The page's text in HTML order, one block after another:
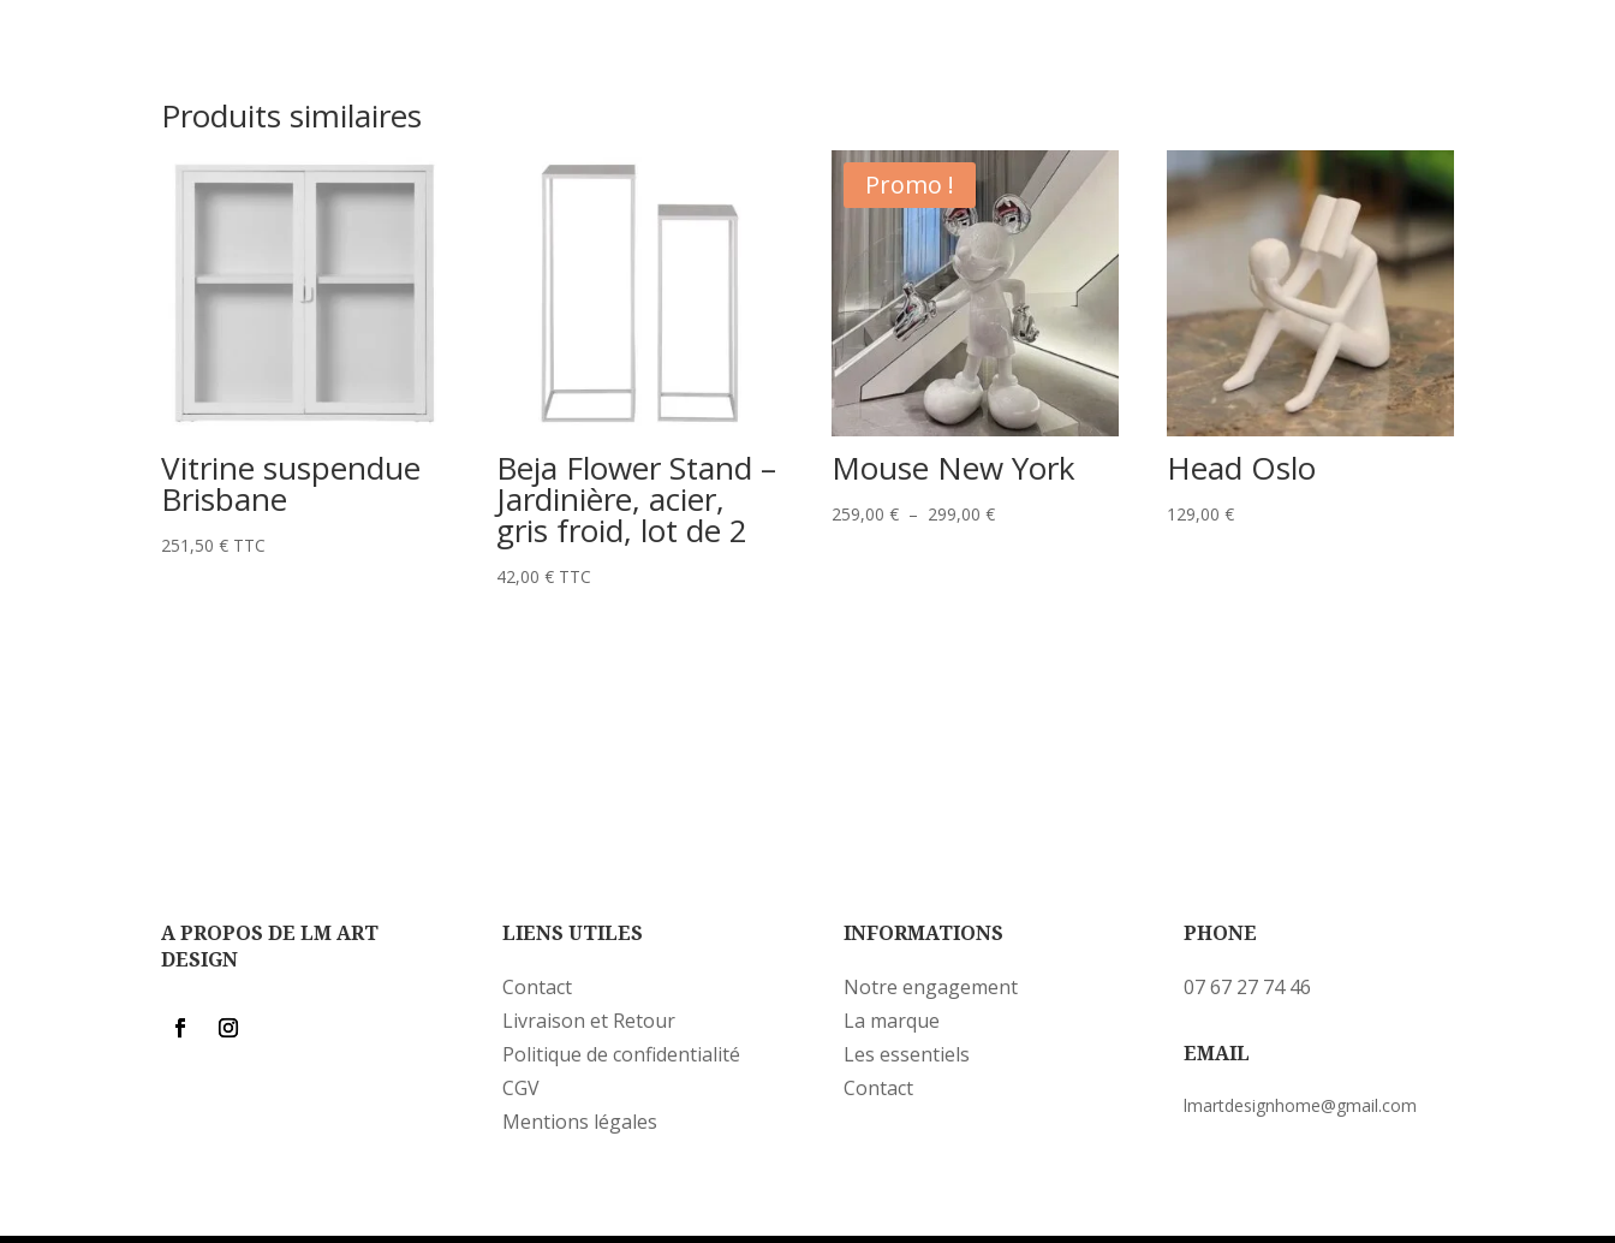
Produits similaires
Vitrine suspendue
Brisbane
251,50€ TTC
Beja Flower Stand –
Jardinière, acier,
gris froid, lot de 2
42,00€ TTC
Promo !
Mouse New York
259,00€ – 299,00€Plage
Head Oslo
129,00€
A PROPOS DE LM ART
DESIGN
LIENS UTILES
Contact
Livraison et Retour
Politique de confidentialité
CGV
Mentions légales
INFORMATIONS
Notre engagement
La marque
Les essentiels
Contact
PHONE
07 67 27 74 46
EMAIL
lmartdesignhome@gmail.com